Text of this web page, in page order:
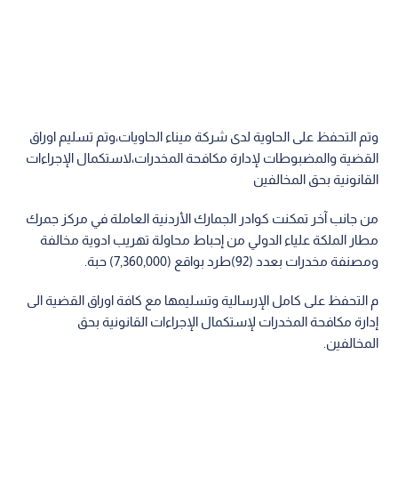
وتم التحفظ على الحاوية لدى شركة ميناء الحاويات،وتم تسليم اوراق
القضية والمضبوطات لإدارة مكافحة المخدرات،لاستكمال الإجراءات
القانونية بحق المخالفين
من جانب آخر تمكنت كوادر الجمارك الأردنية العاملة في مركز جمرك
مطار الملكة علياء الدولي من إحباط محاولة تهريب ادوية مخالفة
ومصنفة مخدرات بعدد (92)طرد بواقع (7,360,000) حبة.
م التحفظ على كامل الإرسالية وتسليمها مع كافة اوراق القضية الى
إدارة مكافحة المخدرات لإستكمال الإجراءات القانونية بحق
المخالفين.